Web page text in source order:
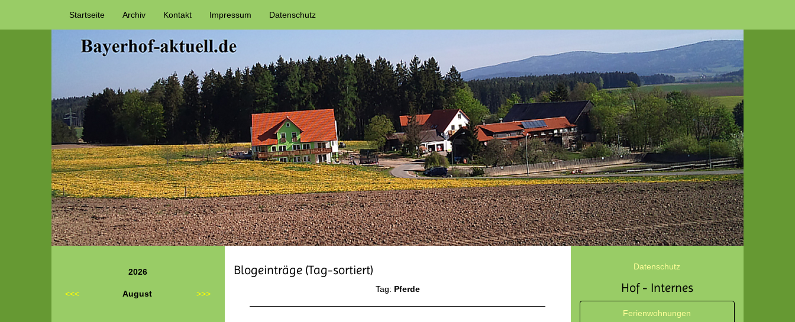
Startseite Archiv Kontakt Impressum Datenschutz
Blogeinträge (Tag-sortiert)
Tag: Pferde
2026
<<< August >>>
Datenschutz
Hof - Internes
Ferienwohnungen